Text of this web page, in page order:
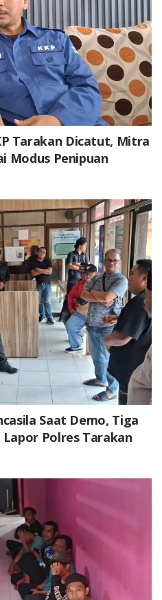
Tarakan Dicatut, Mitra
Modus Penipuan
Saat Demo, Tiga
Polres Tarakan